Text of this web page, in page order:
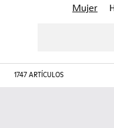
Mujer
1747ARTÍCULOS